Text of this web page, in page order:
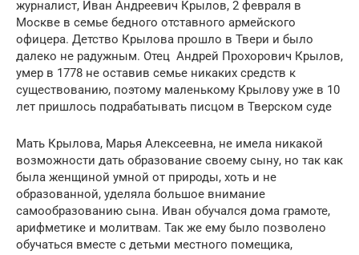
журналист, Иван Андреевич Крылов, 2 февраля в
Москве в семье бедного отставного армейского
офицера. Детство Крылова прошло в Твери и было
далеко не радужным. Отец ­ Андрей Прохорович Крылов,
умер в 1778 не оставив семье никаких средств к
существованию, поэтому маленькому Крылову уже в 10
лет пришлось подрабатывать писцом в Тверском суде
Мать Крылова, Марья Алексеевна, не имела никакой
возможности дать образование своему сыну, но так как
была женщиной умной от природы, хоть и не
образованной, уделяла большое внимание
самообразованию сына. Иван обучался дома грамоте,
арифметике и молитвам. Так же ему было позволено
обучаться вместе с детьми местного помещика,